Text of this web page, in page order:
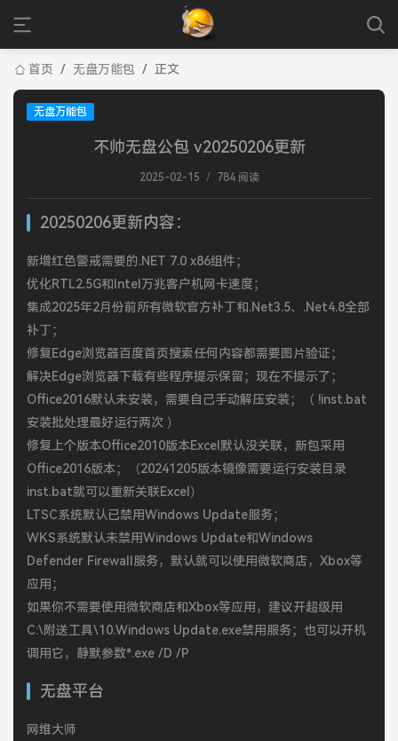
首页 / 无盘万能包 / 正文
无盘万能包
不帅无盘公包 v20250206更新
2025-02-15 / 784 阅读
20250206更新内容：
新增红色警戒需要的.NET 7.0 x86组件；
优化RTL2.5G和Intel万兆客户机网卡速度；
集成2025年2月份前所有微软官方补丁和.Net3.5、.Net4.8全部
补丁；
修复Edge浏览器百度首页搜索任何内容都需要图片验证；
解决Edge浏览器下载有些程序提示保留；现在不提示了；
Office2016默认未安装，需要自己手动解压安装；（ !inst.bat
安装批处理最好运行两次 ）
修复上个版本Office2010版本Excel默认没关联，新包采用
Office2016版本；（20241205版本镜像需要运行安装目录
inst.bat就可以重新关联Excel）
LTSC系统默认已禁用Windows Update服务；
WKS系统默认未禁用Windows Update和Windows
Defender Firewall服务，默认就可以使用微软商店，Xbox等
应用；
如果你不需要使用微软商店和Xbox等应用，建议开超级用
C:\附送工具\10.Windows Update.exe禁用服务；也可以开机
调用它，静默参数*.exe /D /P
无盘平台
网维大师